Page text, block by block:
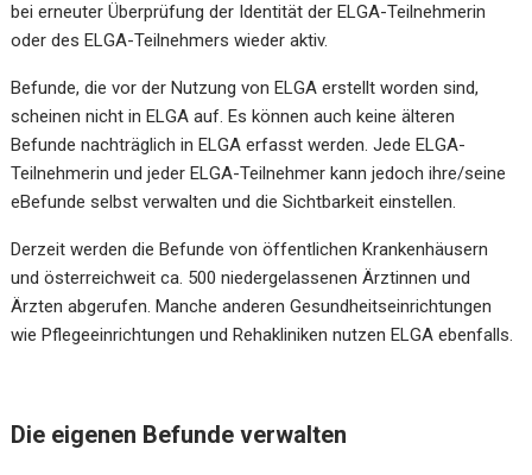
bei erneuter Überprüfung der Identität der ELGA-Teilnehmerin
oder des ELGA-Teilnehmers wieder aktiv.
Befunde, die vor der Nutzung von ELGA erstellt worden sind,
scheinen nicht in ELGA auf. Es können auch keine älteren
Befunde nachträglich in ELGA erfasst werden. JedeELGA-
Teilnehmerin und jeder ELGA-Teilnehmer kann jedoch ihre/seine
eBefunde selbst verwalten und die Sichtbarkeit einstellen.
Derzeit werden die Befunde von öffentlichen Krankenhäusern
und österreichweit ca. 500 niedergelassenen Ärztinnen und
Ärzten abgerufen. Manche anderen Gesundheitseinrichtungen
wie Pflegeeinrichtungen und Rehakliniken nutzen ELGA ebenfalls.
Die eigenen Befunde verwalten